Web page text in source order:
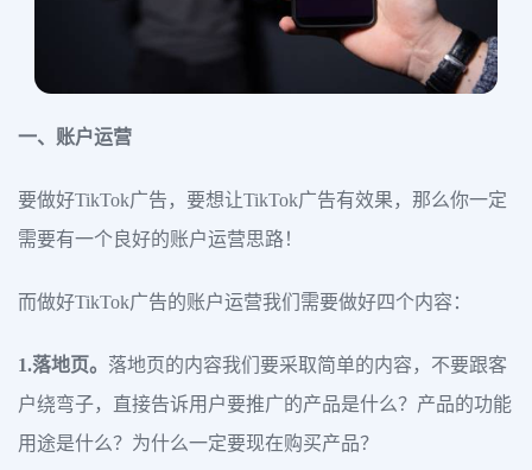
一、账户运营
要做好TikTok广告，要想让TikTok广告有效果，那么你一定
需要有一个良好的账户运营思路！
而做好TikTok广告的账户运营我们需要做好四个内容：
1.落地页。 落地页的内容我们要采取简单的内容，不要跟客
户绕弯子，直接告诉用户要推广的产品是什么？产品的功能
用途是什么？为什么一定要现在购买产品？